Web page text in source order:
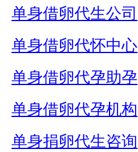
单身借卵代生公司
单身借卵代怀中心
单身借卵代孕助孕
单身借卵代孕机构
单身捐卵代生咨询